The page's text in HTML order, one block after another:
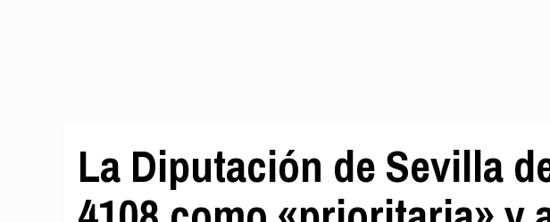
La Diputación de Sevilla